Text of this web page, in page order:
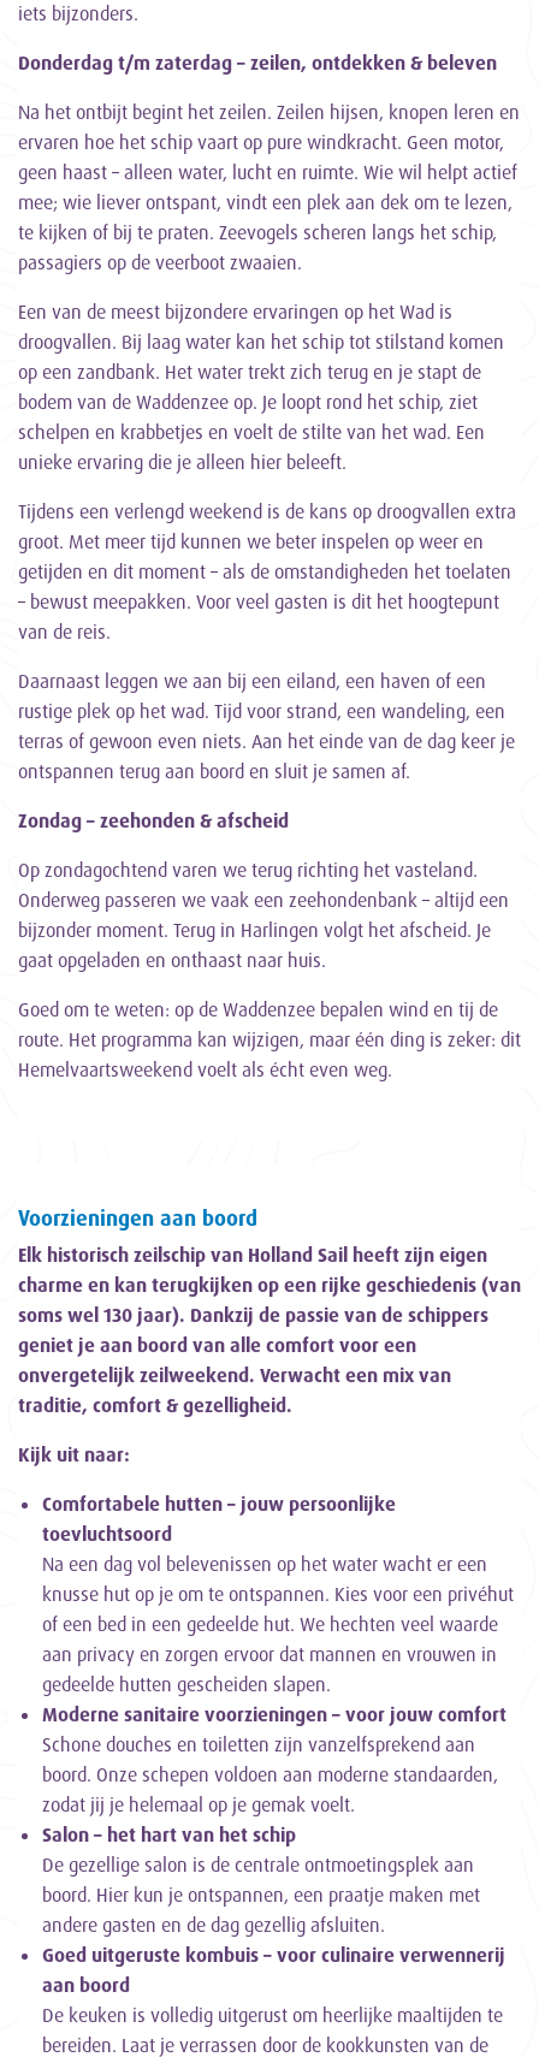
iets bijzonders.
Donderdag t/m zaterdag – zeilen, ontdekken & beleven
Na het ontbijt begint het zeilen. Zeilen hijsen, knopen leren en
ervaren hoe het schip vaart op pure windkracht. Geen motor,
geen haast – alleen water, lucht en ruimte. Wie wil helpt actief
mee; wie liever ontspant, vindt een plek aan dek om te lezen,
te kijken of bij te praten. Zeevogels scheren langs het schip,
passagiers op de veerboot zwaaien.
Een van de meest bijzondere ervaringen op het Wad is
droogvallen. Bij laag water kan het schip tot stilstand komen
op een zandbank. Het water trekt zich terug en je stapt de
bodem van de Waddenzee op. Je loopt rond het schip, ziet
schelpen en krabbetjes en voelt de stilte van het wad. Een
unieke ervaring die je alleen hier beleeft.
Tijdens een verlengd weekend is de kans op droogvallen extra
groot. Met meer tijd kunnen we beter inspelen op weer en
getijden en dit moment – als de omstandigheden het toelaten
– bewust meepakken. Voor veel gasten is dit het hoogtepunt
van de reis.
Daarnaast leggen we aan bij een eiland, een haven of een
rustige plek op het wad. Tijd voor strand, een wandeling, een
terras of gewoon even niets. Aan het einde van de dag keer je
ontspannen terug aan boord en sluit je samen af.
Zondag – zeehonden & afscheid
Op zondagochtend varen we terug richting het vasteland.
Onderweg passeren we vaak een zeehondenbank – altijd een
bijzonder moment. Terug in Harlingen volgt het afscheid. Je
gaat opgeladen en onthaast naar huis.
Goed om te weten: op de Waddenzee bepalen wind en tij de
route. Het programma kan wijzigen, maar één ding is zeker: dit
Hemelvaartsweekend voelt als écht even weg.
Voorzieningen aan boord
Elk historisch zeilschip van Holland Sail heeft zijn eigen
charme en kan terugkijken op een rijke geschiedenis (van
soms wel 130 jaar). Dankzij de passie van de schippers
geniet je aan boord van alle comfort voor een
onvergetelijk zeilweekend. Verwacht een mix van
traditie, comfort & gezelligheid.
Kijk uit naar:
Comfortabele hutten – jouw persoonlijke
toevluchtsoord
Na een dag vol belevenissen op het water wacht er een
knusse hut op je om te ontspannen. Kies voor een privéhut
of een bed in een gedeelde hut. We hechten veel waarde
aan privacy en zorgen ervoor dat mannen en vrouwen in
gedeelde hutten gescheiden slapen.
Moderne sanitaire voorzieningen – voor jouw comfort
Schone douches en toiletten zijn vanzelfsprekend aan
boord. Onze schepen voldoen aan moderne standaarden,
zodat jij je helemaal op je gemak voelt.
Salon – het hart van het schip
De gezellige salon is de centrale ontmoetingsplek aan
boord. Hier kun je ontspannen, een praatje maken met
andere gasten en de dag gezellig afsluiten.
Goed uitgeruste kombuis – voor culinaire verwennerij
aan boord
De keuken is volledig uitgerust om heerlijke maaltijden te
bereiden. Laat je verrassen door de kookkunsten van de